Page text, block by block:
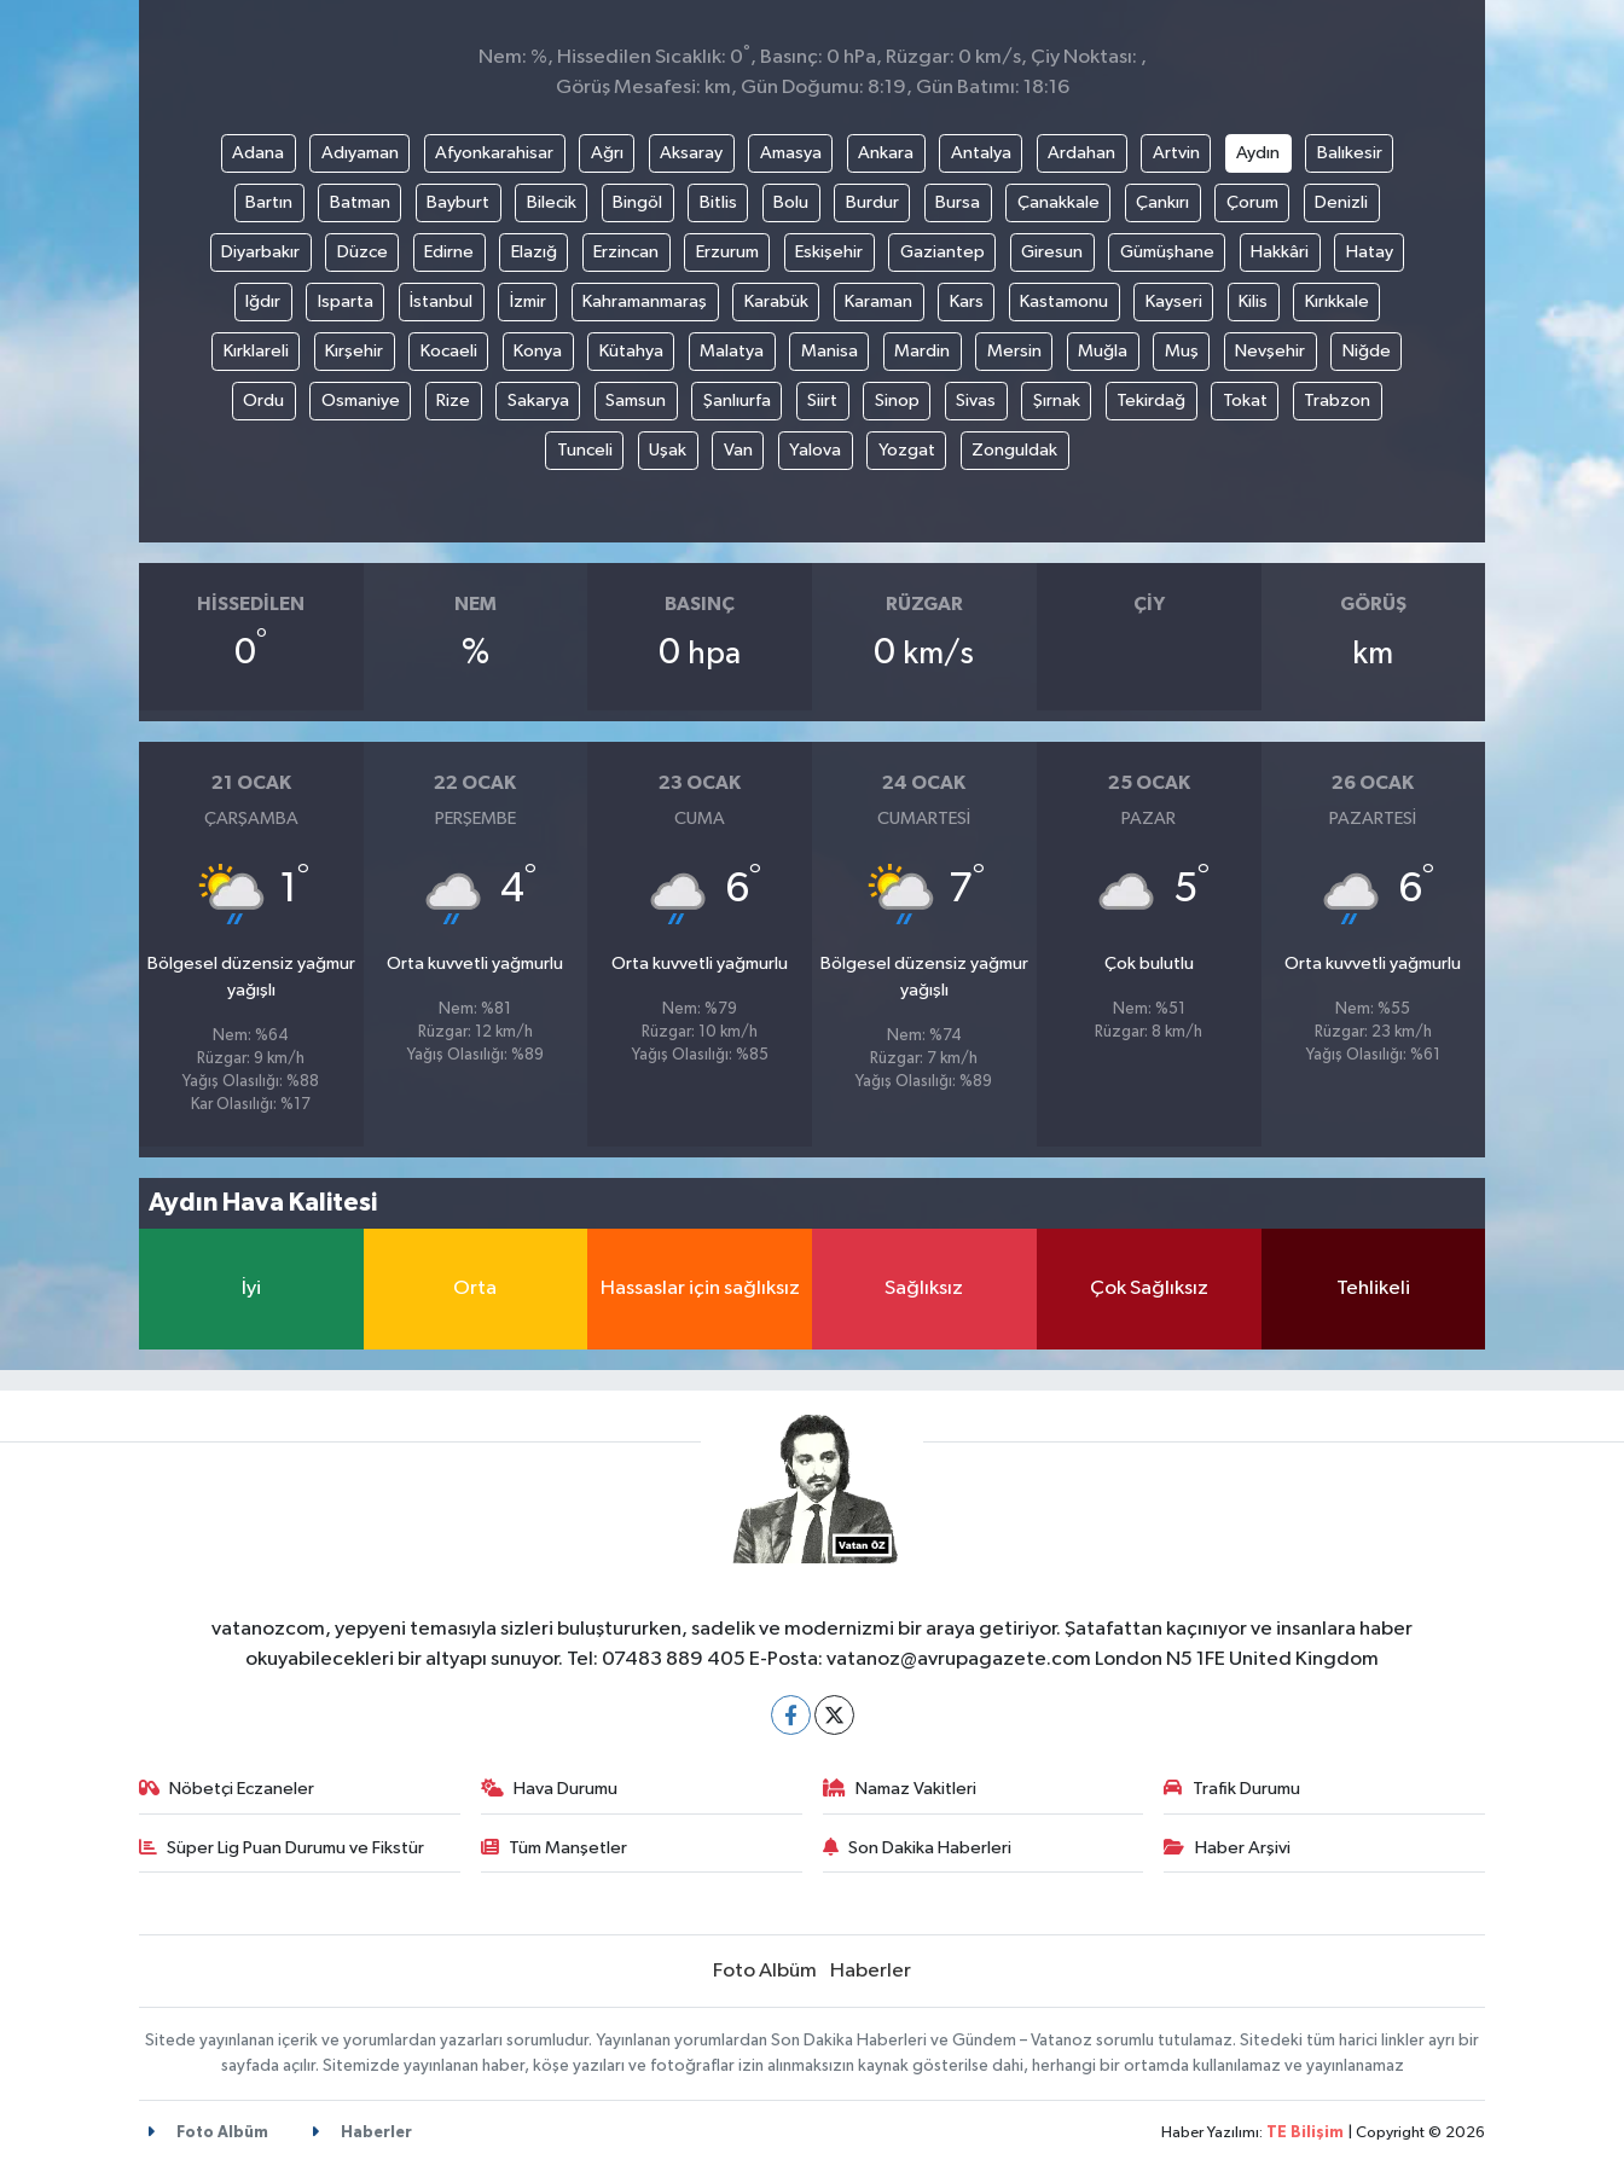
Nem: %, Hissedilen Sıcaklık: 0° , Basınç: 0 hPa, Rüzgar: 0 km/s, Çiy Noktası: ,
Görüş Mesafesi: km, Gün Doğumu: 8:19, Gün Batımı: 18:16
Adana Adıyaman Afyonkarahisar Ağrı Aksaray Amasya Ankara Antalya Ardahan Artvin Aydın Balıkesir
Bartın Batman Bayburt Bilecik Bingöl Bitlis Bolu Burdur Bursa Çanakkale Çankırı Çorum Denizli
Diyarbakır Düzce Edirne Elazığ Erzincan Erzurum Eskişehir Gaziantep Giresun Gümüşhane Hakkâri Hatay
Iğdır Isparta İstanbul İzmir Kahramanmaraş Karabük Karaman Kars Kastamonu Kayseri Kilis Kırıkkale
Kırklareli Kırşehir Kocaeli Konya Kütahya Malatya Manisa Mardin Mersin Muğla Muş Nevşehir Niğde
Ordu Osmaniye Rize Sakarya Samsun Şanlıurfa Siirt Sinop Sivas Şırnak Tekirdağ Tokat Trabzon
Tunceli Uşak Van Yalova Yozgat Zonguldak
HISSEDILEN
0°
NEM
%
BASINÇ
0 hpa
RÜZGAR
0 km/s
ÇIY GÖRÜŞ
km
21 OCAK
ÇARŞAMBA
1 °
Bölgesel düzensiz yağmur
yağışlı
Nem: %64
Rüzgar: 9 km/h
Yağış Olasılığı: %88
Kar Olasılığı: %17
22 OCAK
PERŞEMBE
4°
Orta kuvvetli yağmurlu
Nem: %81
Rüzgar: 12 km/h
Yağış Olasılığı: %89
23 OCAK
CUMA
6°
Orta kuvvetli yağmurlu
Nem: %79
Rüzgar: 10 km/h
Yağış Olasılığı: %85
24 OCAK
CUMARTESI
7°
Bölgesel düzensiz yağmur
yağışlı
Nem: %74
Rüzgar: 7 km/h
Yağış Olasılığı: %89
25 OCAK
PAZAR
5°
Çok bulutlu
Nem: %51
Rüzgar: 8 km/h
26 OCAK
PAZARTESI
6°
Orta kuvvetli yağmurlu
Nem: %55
Rüzgar: 23 km/h
Yağış Olasılığı: %61
Aydın Hava Kalitesi
İyi Orta Hassaslar için sağlıksız Sağlıksız Çok Sağlıksız Tehlikeli
vatanozcom, yepyeni temasıyla sizleri buluştururken, sadelik ve modernizmi bir araya getiriyor. Şatafattan kaçınıyor ve insanlara haber
okuyabilecekleri bir altyapı sunuyor. Tel: 07483 889 405 E-Posta: vatanoz@avrupagazete.com London N5 1FE United Kingdom
Nöbetçi Eczaneler Hava Durumu Namaz Vakitleri Trafik Durumu
Süper Lig Puan Durumu ve Fikstür Tüm Manşetler Son Dakika Haberleri Haber Arşivi
Foto Albüm Haberler
Sitede yayınlanan içerik ve yorumlardan yazarları sorumludur. Yayınlanan yorumlardan Son Dakika Haberleri ve Gündem – Vatanoz sorumlu tutulamaz. Sitedeki tüm harici linkler ayrı bir
sayfada açılır. Sitemizde yayınlanan haber, köşe yazıları ve fotoğraflar izin alınmaksızın kaynak gösterilse dahi, herhangi bir ortamda kullanılamaz ve yayınlanamaz
Foto Albüm Haberler Haber Yazılımı: TE Bilişim | Copyright © 2026